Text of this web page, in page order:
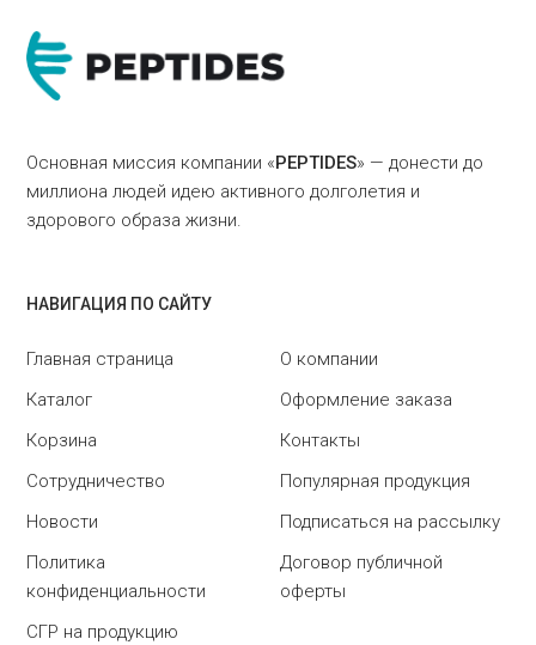
Основная миссия компании «PEPTIDES» — донести до
миллиона людей идею активного долголетия и
здорового образа жизни.
НАВИГАЦИЯ ПО САЙТУ
Главная страница
О компании
Каталог
Оформление заказа
Корзина
Контакты
Сотрудничество
Популярная продукция
Новости
Подписаться на рассылку
Политика
конфиденциальности
Договор публичной
оферты
СГР на продукцию